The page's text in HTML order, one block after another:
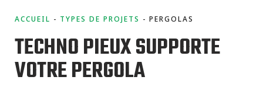
ACCUEIL TYPES DE PROJETS PERGOLAS
TECHNO PIEUX SUPPORTE
VOTRE PERGOLA